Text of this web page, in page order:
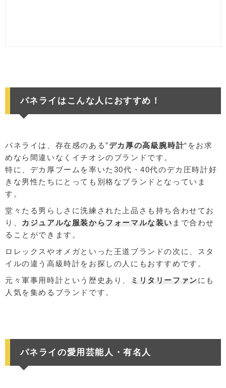
パネライはこんな人におすすめ！
パネライは、存在感のある”デカ厚の高級腕時計“をお求
めなら間違いなくイチオシのブランドです。
特に、デカ厚ブームを率いた30代・40代のデカ圧時計好
きな男性たちにとっても別格なブランドとなっていま
す。
堂々たる男らしさに洗練された上品さも持ち合わせてお
り、
カジュアルな服装からフォーマルな装い まで合わせ
ることができます。
ロレックスやオメガといった王道ブランドの次に、スタ
イルの違う高級時計をお探しの人にもおすすめです。
元々軍事用時計という歴史あり、
ミリタリーファンにも
人気を集めるブランドです。
パネライの愛用芸能人・有名人